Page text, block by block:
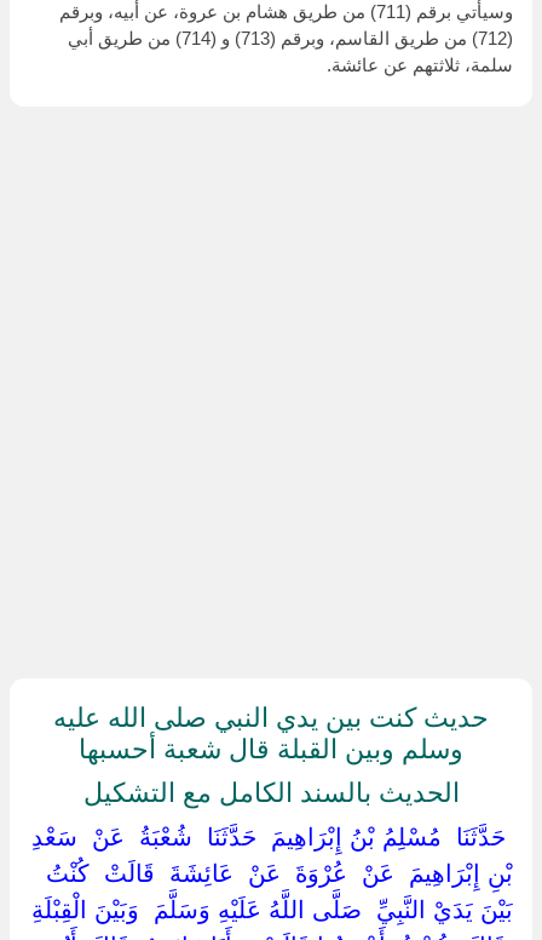
وسيأتي برقم (711) من طريق هشام بن عروة، عن أبيه، وبرقم
(712) من طريق القاسم، وبرقم (713) و (714) من طريق أبي
سلمة، ثلاثتهم عن عائشة.
حديث كنت بين يدي النبي صلى الله عليه
وسلم وبين القبلة قال شعبة أحسبها
الحديث بالسند الكامل مع التشكيل
‏ ‏حَدَّثَنَا ‏ ‏مُسْلِمُ بْنُ إِبْرَاهِيمَ ‏ ‏حَدَّثَنَا ‏ ‏شُعْبَةُ ‏ ‏عَنْ ‏ ‏سَعْدِ
بْنِ إِبْرَاهِيمَ ‏ ‏عَنْ ‏ ‏عُرْوَةَ ‏ ‏عَنْ ‏ ‏عَائِشَةَ ‏ ‏قَالَتْ ‏ ‏كُنْتُ
بَيْنَ يَدَيْ النَّبِيِّ ‏ ‏صَلَّى اللَّهُ عَلَيْهِ وَسَلَّمَ ‏ ‏وَبَيْنَ الْقِبْلَةِ